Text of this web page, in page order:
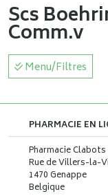
Scs
Comm.v
Menu/Filtres
PHARMACIE EN
Pharmacie Clabots
Rue de Villers-la-
1470 Genappe
Belgique